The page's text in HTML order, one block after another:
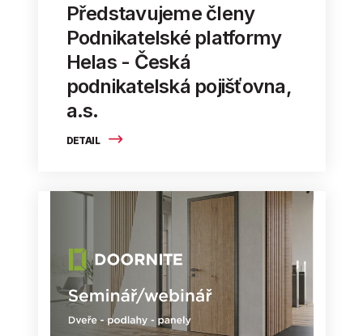
DETAIL
Představujeme členy
Podnikatelské platformy
Helas - Česká
podnikatelská pojišťovna,
a.s.